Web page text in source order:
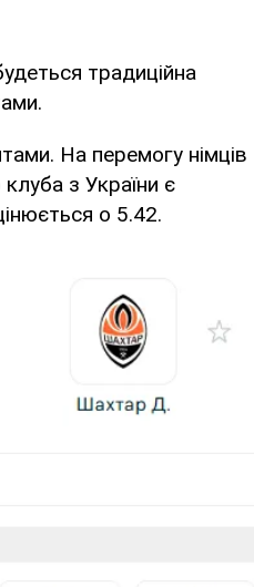
традиційна
На перемогу німців
з України є
о 5.42.